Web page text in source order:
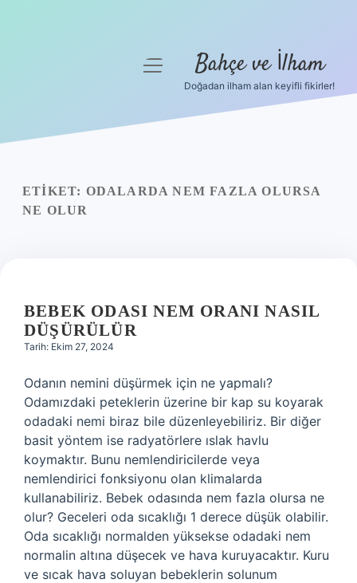
Yasal Uyarı
menüyü
Bahçe ve İlham
Doğadan ilham alan keyifli fikirler!
ETIKET: ODALARDA NEM FAZLA OLURSA
NE OLUR
BEBEK ODASI NEM ORANI NASIL
DÜŞÜRÜLÜR
Tarih: Ekim 27, 2024
Odanın nemini düşürmek için ne yapmalı?
Odamızdaki peteklerin üzerine bir kap su koyarak
odadaki nemi biraz bile düzenleyebiliriz. Bir diğer
basit yöntem ise radyatörlere ıslak havlu
koymaktır. Bunu nemlendiricilerde veya
nemlendirici fonksiyonu olan klimalarda
kullanabiliriz. Bebek odasında nem fazla olursa ne
olur? Geceleri oda sıcaklığı 1 derece düşük olabilir.
Oda sıcaklığı normalden yüksekse odadaki nem
normalin altına düşecek ve hava kuruyacaktır. Kuru
ve sıcak hava soluyan bebeklerin solunum